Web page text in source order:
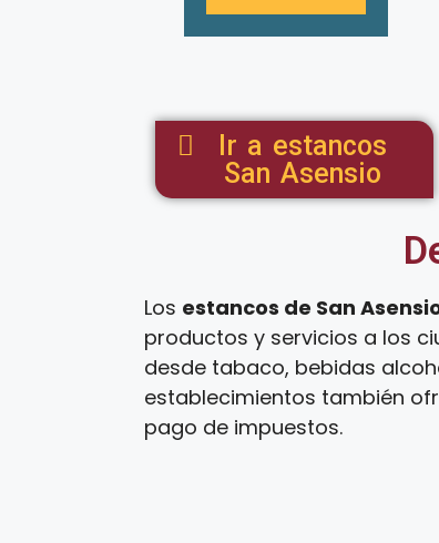
Ir a estancos
San Asensio
Los estancos de San
productos y servicios a los
desde tabaco, bebidas
establecimientos también
pago de impuestos.